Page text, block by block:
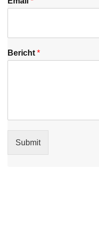
Bericht *
Submit